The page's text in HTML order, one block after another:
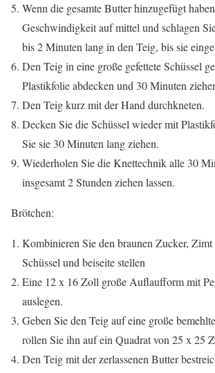
Wenn die gesamte Butter hinzugefügt
Geschwindigkeit auf mittel und schlagen
bis 2 Minuten lang in den Teig, bis sie
Den Teig in eine große gefettete Schüssel
Plastikfolie abdecken und 30 Minuten
Den Teig kurz mit der Hand durchkneten.
Decken Sie die Schüssel wieder mit
Sie sie 30 Minuten lang ziehen.
Wiederholen Sie die Knettechnik alle 30
insgesamt 2 Stunden ziehen lassen.
Brötchen:
Kombinieren Sie den braunen Zucker,
Schüssel und beiseite stellen
Eine 12 x 16 Zoll große Auflaufform mit
auslegen.
Geben Sie den Teig auf eine große
rollen Sie ihn auf ein Quadrat von 25 x 25
Den Teig mit der zerlassenen Butter